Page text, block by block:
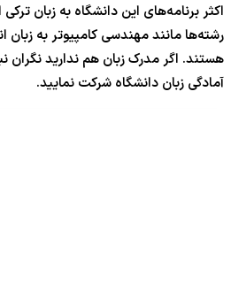
اکثر برنامه‌های این دانشگاه به زبان
رشته‌ها مانند مهندسی کامپیوتر به
هستند. اگر مدرک زبان هم ندارید نگران
آمادگی زبان دانشگاه شرکت نمایید.